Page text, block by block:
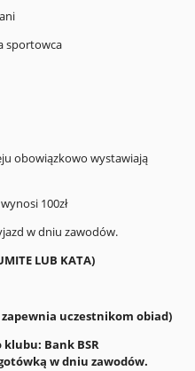
sportowca
obowiązkowo wystawiają
100zł
w dniu zawodów.
LUB KATA)
uczestnikom obiad)
klubu: Bank BSR
gotówką w dniu zawodów.